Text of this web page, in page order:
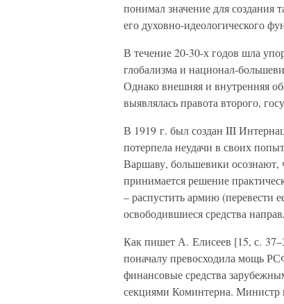
понимал значение для создания
его духовно-идеологического
В течение 20-30-х годов шла
глобализма и национал-
Однако внешняя и внутренняя
выявлялась правота второго,
В 1919 г. был создан III
потерпела неудачи в своих
Варшаву, большевики осознают,
принимается решение
– распустить армию (перевести
освободившиеся средства
Как пишет А. Елисеев [15, с.
поначалу превосходила мощь
финансовые средства
секциями Коминтерна. Министр